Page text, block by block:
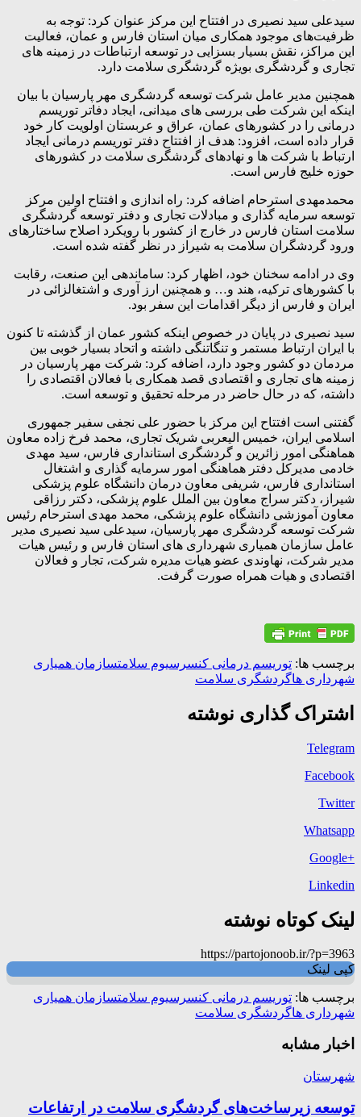
سیدعلی سید نصیری در افتتاح این مرکز عنوان کرد: توجه به
ظرفیت‌های موجود همکاری میان استان فارس و عمان، فعالیت
این مراکز، نقش بسیار بسزایی در توسعه ارتباطات در زمینه های
تجاری و گردشگری بویژه گردشگری سلامت دارد.
همچنین مدیر عامل شرکت توسعه گردشگری مهر پارسیان با بیان
اینکه این شرکت طی بررسی های میدانی، ایجاد دفاتر توریسم
درمانی را در کشورهای عمان، عراق و عربستان اولویت کار خود
قرار داده است، افزود: هدف از افتتاح دفتر توریسم درمانی ایجاد
ارتباط با شرکت ها و نهادهای گردشگری سلامت در کشورهای
حوزه خلیج فارس است.
محمدمهدی استرحام اضافه کرد: راه اندازی و افتتاح اولین مرکز
توسعه سرمایه گذاری و مبادلات تجاری و دفتر توسعه گردشگری
سلامت استان فارس در خارج از کشور با رویکرد اصلاح ساختارهای
ورود گردشگران سلامت به شیراز در نظر گفته شده است.
وی در ادامه سخنان خود، اظهار کرد: ساماندهی این صنعت، رقابت
با کشورهای ترکیه، هند و… و همچنین ارز آوری و اشتغالزائی در
ایران و فارس از دیگر اقدامات این سفر بود.
سید نصیری در پایان در خصوص اینکه کشور عمان از گذشته تا کنون
با ایران ارتباط مستمر و تنگاتنگی داشته و اتحاد بسیار خوبی بین
مردمان دو کشور وجود دارد، اضافه کرد: شرکت مهر پارسیان در
زمینه های تجاری و اقتصادی قصد همکاری با فعالان اقتصادی را
داشته، که در حال حاضر در مرحله تحقیق و توسعه است.
گفتنی است افتتاح این مرکز با حضور علی نجفی سفیر جمهوری
اسلامی ایران، خمیس الیعربی شریک تجاری، محمد فرخ زاده معاون
هماهنگی امور زائرین و گردشگری استانداری فارس، سید مهدی
خادمی مدیرکل دفتر هماهنگی امور سرمایه گذاری و اشتغال
استانداری فارس، شریفی معاون درمان دانشگاه علوم پزشکی
شیراز، دکتر سراج معاون بین الملل علوم پزشکی، دکتر رزاقی
معاون آموزشی دانشگاه علوم پزشکی، محمد مهدی استرحام رئیس
شرکت توسعه گردشگری مهر پارسیان، سیدعلی سید نصیری مدیر
عامل سازمان همیاری شهرداری های استان فارس و رئیس هیات
مدیر شرکت، نهاوندی عضو هیات مدیره شرکت، تجار و فعالان
اقتصادی و هیات همراه صورت گرفت.
برچسب ها: توریسم درمانی کنسرسیوم سلامتسازمان همیاری
شهرداری هاگردشگری سلامت
اشتراک گذاری نوشته
Telegram
Facebook
Twitter
Whatsapp
+Google
Linkedin
لینک کوتاه نوشته
https://partojonoob.ir/?p=3963
کپی لینک
برچسب ها: توریسم درمانی کنسرسیوم سلامتسازمان همیاری
شهرداری هاگردشگری سلامت
اخبار مشابه
شهرستان
توسعه زیرساخت‌های گردشگری سلامت در ارتفاعات